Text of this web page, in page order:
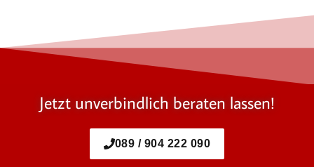
Jetzt unverbindlich beraten lassen!
089 / 904 222 090